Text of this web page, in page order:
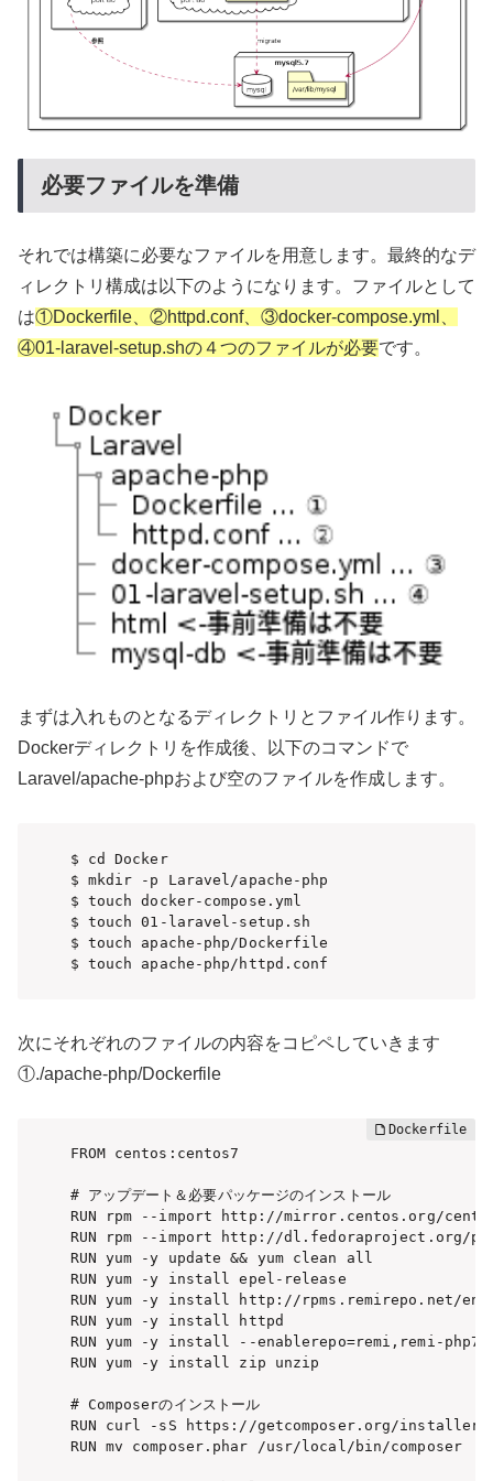
必要ファイルを準備
それでは構築に必要なファイルを用意します。最終的なデ
ィレクトリ構成は以下のようになります。ファイルとして
は①Dockerfile、②httpd.conf、③docker-compose.yml、
④01-laravel-setup.shの４つのファイルが必要です。
まずは入れものとなるディレクトリとファイル作ります。
Dockerディレクトリを作成後、以下のコマンドで
Laravel/apache-phpおよび空のファイルを作成します。
$ cd Docker
$ mkdir -p Laravel/apache-php
$ touch docker-compose.yml
$ touch 01-laravel-setup.sh
$ touch apache-php/Dockerfile
$ touch apache-php/httpd.conf
次にそれぞれのファイルの内容をコピペしていきます
①./apache-php/Dockerfile
FROM centos:centos7
# アップデート＆必要パッケージのインストール
RUN rpm --import http://mirror.centos.org/centos/
RUN rpm --import http://dl.fedoraproject.org/pub/
RUN yum -y update && yum clean all
RUN yum -y install epel-release
RUN yum -y install http://rpms.remirepo.net/
RUN yum -y install httpd
RUN yum -y install --enablerepo=remi,remi-
RUN yum -y install zip unzip
# Composerのインストール
RUN curl -sS https://getcomposer.org/installer
RUN mv composer.phar /usr/local/bin/composer